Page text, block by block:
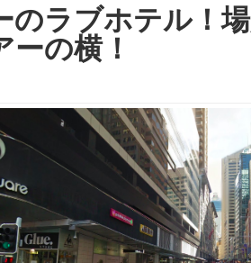
のラブホテル！
ーの横！